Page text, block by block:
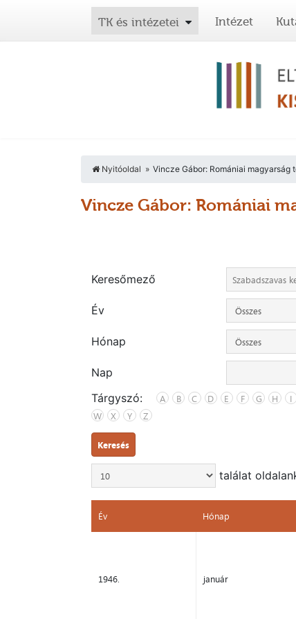
TK és intézetei Intézet
Nyitóoldal Vincze Gábor: Romániai
Vincze Gábor: Romániai
Keresőmező
Év
Hónap
Nap
Tárgyszó:
A B C D E F G H I
W
X Y Z
Keresés
találat
Év Hónap
1946. január